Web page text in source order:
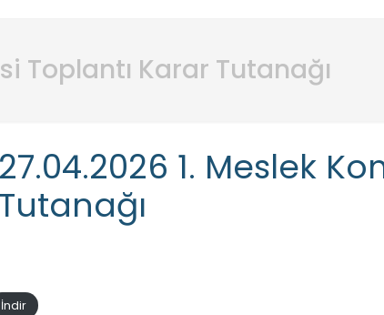
Toplantı Karar Tutanağı
27.04.2026 1. Meslek
Tutanağı
İndir